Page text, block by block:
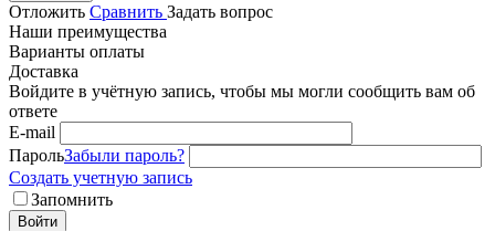
Отложить Сравнить Задать вопрос
Наши преимущества
Варианты оплаты
Доставка
Войдите в учётную запись, чтобы мы могли сообщить вам об
ответе
E-mail
ПарольЗабыли пароль?
Создать учетную запись
Запомнить
Войти